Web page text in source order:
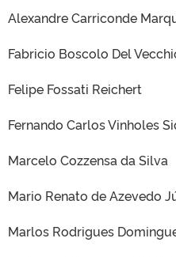
Alexandre Carriconde
Fabricio Boscolo Del
Felipe Fossati Reichert
Fernando Carlos Vinholes
Marcelo Cozzensa da Silva
Mario Renato de Azevedo
Marlos Rodrigues